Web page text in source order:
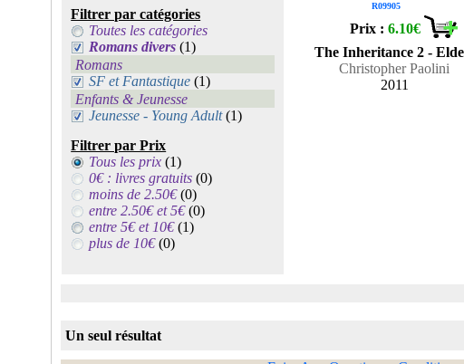
Filtrer par catégories
Toutes les catégories
Romans divers (1)
Romans
SF et Fantastique (1)
Enfants & Jeunesse
Jeunesse - Young Adult(1)
Filtrer par Prix
Tous les prix(1)
0€ : livres gratuits(0)
moins de 2.50€(0)
entre 2.50€ et 5€(0)
entre 5€ et 10€(1)
plus de 10€(0)
R09905
Prix :6.10€
The Inheritance 2 -
Christopher Paolini
2011
Un seul résultat